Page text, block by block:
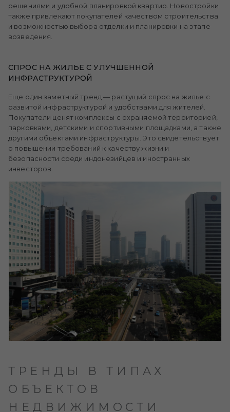
решениями и удобной планировкой квартир. Новостройки
также привлекают покупателей качеством строительства
и возможностью выбора отделки и планировки на этапе
возведения.
СПРОС НА ЖИЛЬЕ С УЛУЧШЕННОЙ
ИНФРАСТРУКТУРОЙ
Еще один заметный тренд — растущий спрос на жилье с
развитой инфраструктурой и удобствами для жителей.
Покупатели ценят комплексы с охраняемой территорией,
парковками, детскими и спортивными площадками, а также
другими объектами инфраструктуры. Это свидетельствует
о повышении требований к качеству жизни и
безопасности среди индонезийцев и иностранных
инвесторов.
ТРЕНДЫ В ТИПАХ
ОБЪЕКТОВ
НЕДВИЖИМОСТИ